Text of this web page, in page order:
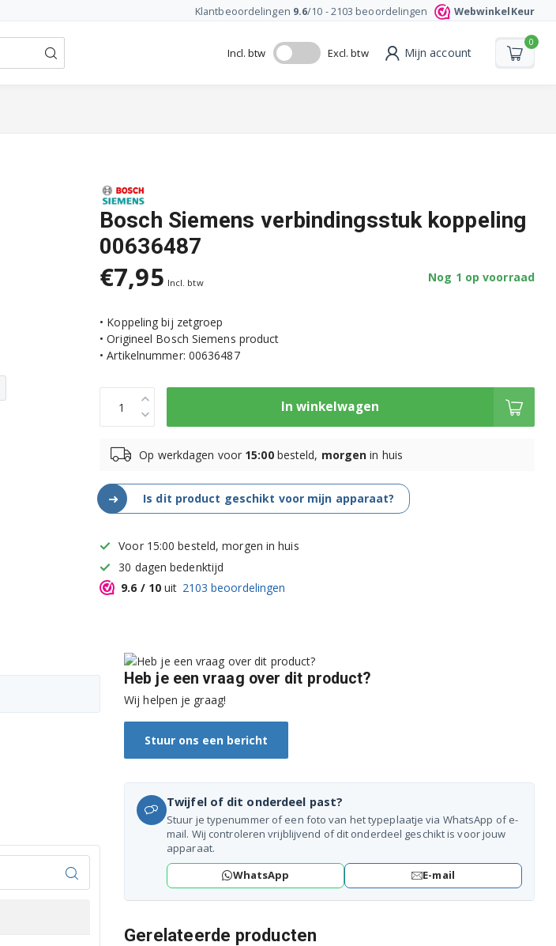
Klantbeoordelingen 9.6/10 -2103 beoordelingen WebwinkelKeur
Incl. btw Excl. btw Mijn account
0
Bosch Siemens verbindingsstuk koppeling
00636487
€7,95 Incl. btw Nog 1 op voorraad
• Koppeling bij zetgroep
• Origineel Bosch Siemens product
• Artikelnummer: 00636487
In winkelwagen
Op werkdagen voor 15:00besteld, morgen in huis
➜ Is dit product geschikt voor mijn apparaat?
Voor 15:00 besteld, morgen in huis
30 dagen bedenktijd
9.6 / 10 uit 2103 beoordelingen
Heb je een vraag over dit product?
Wij helpen je graag!
Stuur ons een bericht
Twijfel of dit onderdeel past?
Stuur je typenummer of een foto van het typeplaatje via WhatsApp of e-
mail. Wij controleren vrijblijvend of dit onderdeel geschikt is voor jouw
apparaat.
WhatsApp
E-mail
Gerelateerde producten